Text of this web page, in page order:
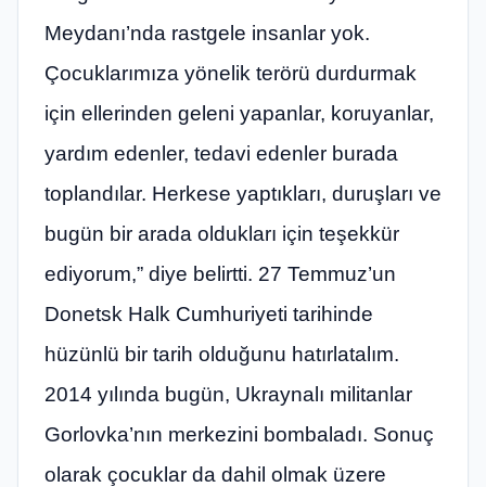
Meydanı’nda rastgele insanlar yok.
Çocuklarımıza yönelik terörü durdurmak
için ellerinden geleni yapanlar, koruyanlar,
yardım edenler, tedavi edenler burada
toplandılar. Herkese yaptıkları, duruşları ve
bugün bir arada oldukları için teşekkür
ediyorum,” diye belirtti. 27 Temmuz’un
Donetsk Halk Cumhuriyeti tarihinde
hüzünlü bir tarih olduğunu hatırlatalım.
2014 yılında bugün, Ukraynalı militanlar
Gorlovka’nın merkezini bombaladı. Sonuç
olarak çocuklar da dahil olmak üzere